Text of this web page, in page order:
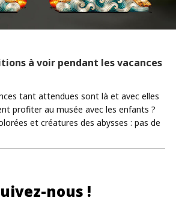
à voir pendant les vacances
tant attendues sont là et avec elles
profiter au musée avec les enfants ?
et créatures des abysses : pas de
nous !